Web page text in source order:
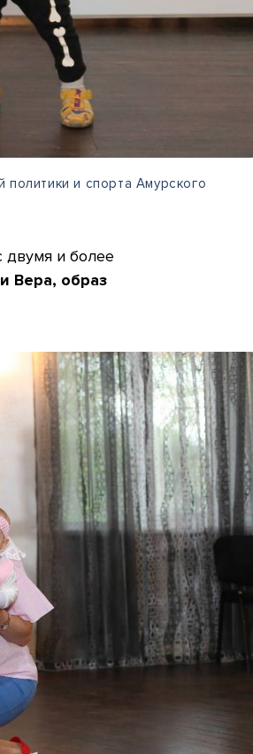
и спорта Амурского
двумя и более
Вера, образ